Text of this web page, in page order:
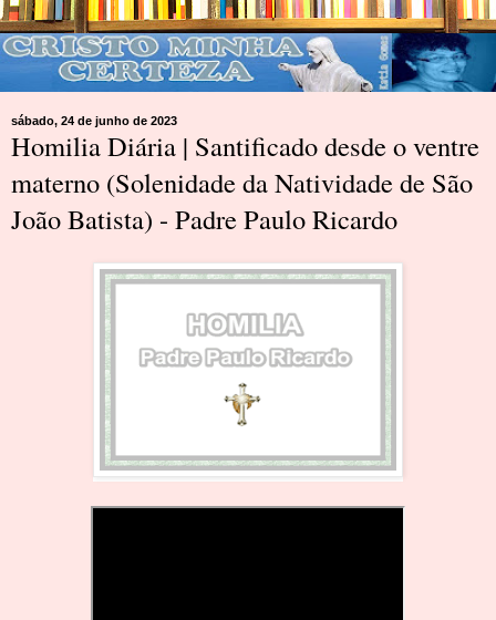
sábado, 24 de junho de 2023
Homilia Diária | Santificado desde o ventre
materno (Solenidade da Natividade de São
João Batista) - Padre Paulo Ricardo